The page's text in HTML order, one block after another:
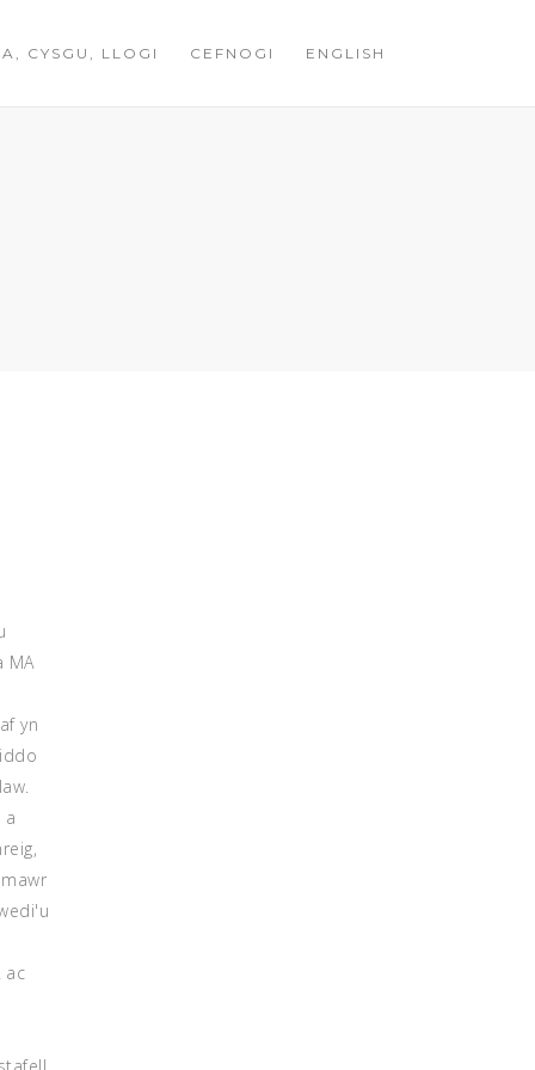
CYSGU, LLOGI CEFNOGI ENGLISH
MA
yn
a
ac